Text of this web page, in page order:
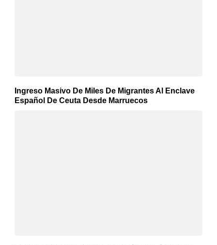
Ingreso Masivo De Miles De Migrantes Al Enclave
Español De Ceuta Desde Marruecos